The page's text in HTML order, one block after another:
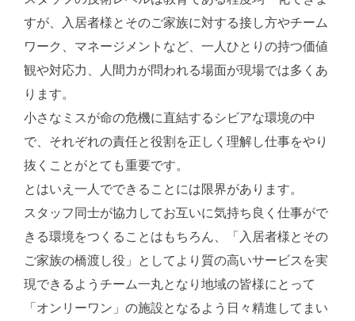
すが、入居者様とそのご家族に対する接し方やチーム
ワーク、マネージメントなど、一人ひとりの持つ価値
観や対応力、人間力が問われる場面が現場では多くあ
ります。
小さなミスが命の危機に直結するシビアな環境の中
で、それぞれの責任と役割を正しく理解し仕事をやり
抜くことがとても重要です。
とはいえ一人でできることには限界があります。
スタッフ同士が協力してお互いに気持ち良く仕事がで
きる環境をつくることはもちろん、「入居者様とその
ご家族の橋渡し役」としてより質の高いサービスを実
現できるようチーム一丸となり地域の皆様にとって
「オンリーワン」の施設となるよう日々精進してまい